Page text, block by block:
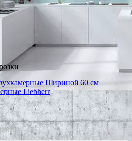
Шириной 60 см
Liebherr